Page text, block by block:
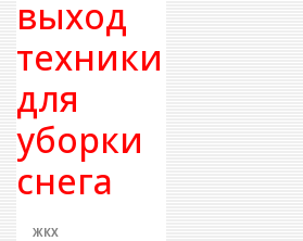
выход
техники
для
уборки
снега
ЖКХ